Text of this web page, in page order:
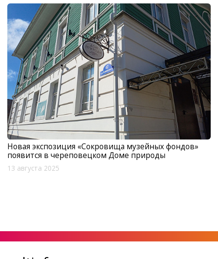
Новая экспозиция «Сокровища музейных фондов»
появится в череповецком Доме природы
13 августа 2025